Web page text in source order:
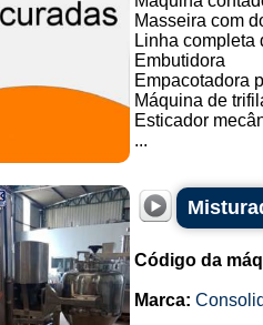
Masseira com
Linha completa
Embutidora
Empacotadora
Máquina de
Esticador
...
Código da
Marca: